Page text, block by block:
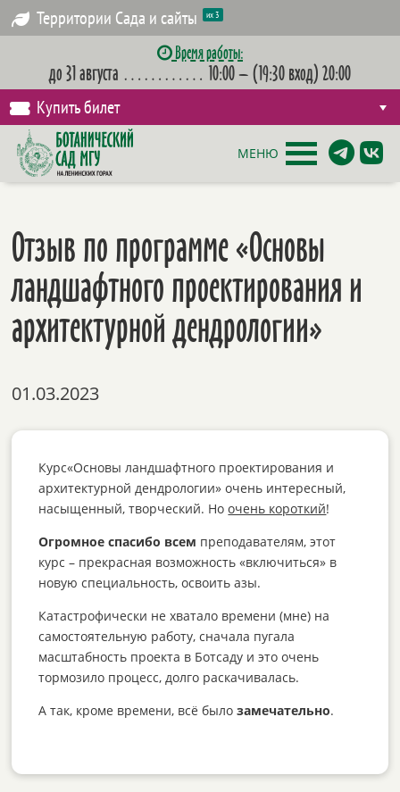
Территории Сада и сайты их 3
Время работы:
до 31 августа ………… 10:00 – (19:30 вход) 20:00
Купить билет
МЕНЮ
Отзыв по программе «Основы
ландшафтного проектирования и
архитектурной дендрологии»
01.03.2023
Курс«Основы ландшафтного проектирования и
архитектурной дендрологии» очень интересный,
насыщенный, творческий. Ноочень короткий!
Огромное спасибо всем преподавателям, этот
курс – прекрасная возможность «включиться» в
новую специальность, освоить азы.
Катастрофически не хватало времени (мне) на
самостоятельную работу, сначала пугала
масштабность проекта в Ботсаду и это очень
тормозило процесс, долго раскачивалась.
А так, кроме времени, всё былозамечательно.